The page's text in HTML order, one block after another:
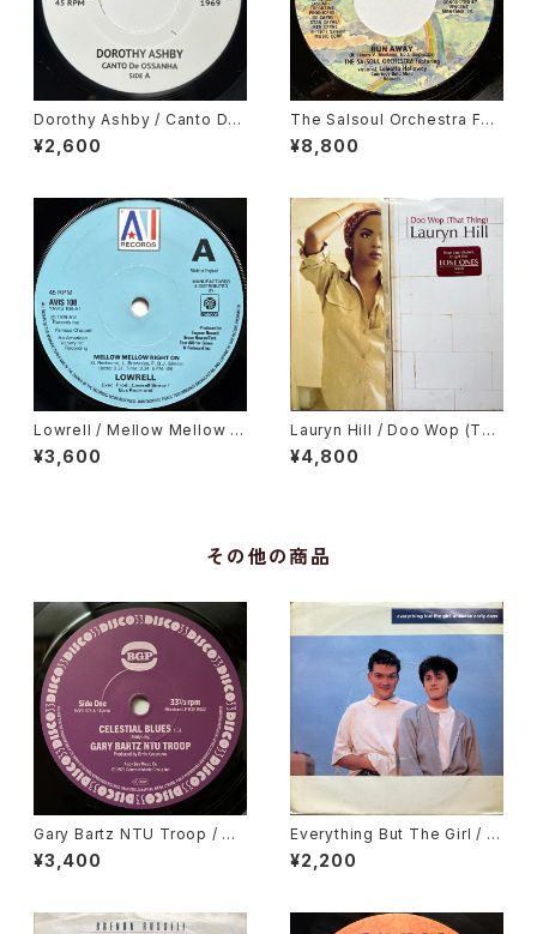
Dorothy Ashby / Canto De
Ossanha, Cause I Need It
¥2,600
The Salsoul Orchestra Fea
turing Vocalist Loleatta Ho
lloway / Run Away
¥8,800
Lowrell / Mellow Mellow Ri
ght On
¥3,600
Lauryn Hill / Doo Wop (Tha
t Thing)
¥4,800
その他の商品
Gary Bartz NTU Troop / Ce
lestial Blues, Gary Bartz /
Gentle Smiles
¥3,400
Everything But The Girl / T
hese Early Days
¥2,200